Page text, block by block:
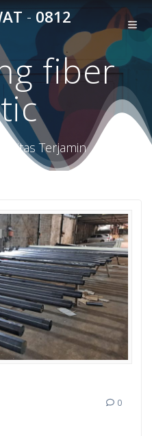
- 0812
fiber
Terjamin
0